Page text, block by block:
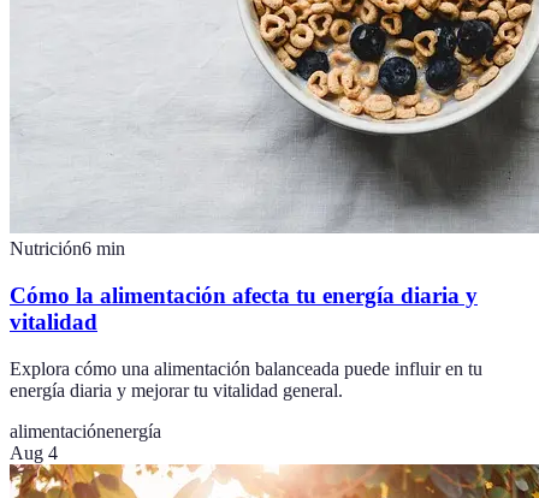
Nutrición6 min
Cómo la alimentación afecta tu energía diaria y
vitalidad
Explora cómo una alimentación balanceada puede influir en tu
energía diaria y mejorar tu vitalidad general.
alimentaciónenergía
Aug 4